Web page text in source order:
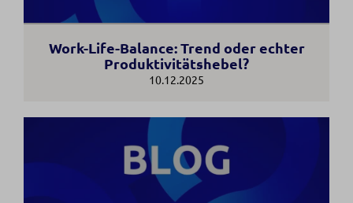
Work-Life-Balance: Trend oder echter
Produktivitätshebel?
10.12.2025